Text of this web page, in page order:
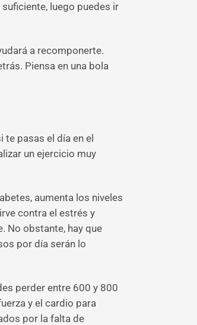
luego puedes ir
a recomponerte.
Piensa en una bola
pasas el día en el
un ejercicio muy
aumenta los niveles
contra el estrés y
No obstante, hay que
por día serán lo
perder entre 600 y 800
y el cardio para
por la falta de